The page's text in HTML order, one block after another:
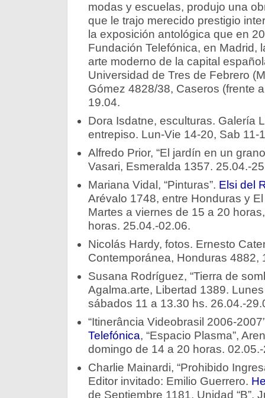
modas y escuelas, produjo una
que le trajo merecido prestigio
la exposición antológica que en
Fundación Telefónica, en Madrid,
arte moderno de la capital
Universidad de Tres de Febrero
Gómez 4828/38, Caseros (frente
19.04.
Dora Isdatne, esculturas. Galería
entrepiso. Lun-Vie 14-20, Sab 11-
Alfredo Prior, “El jardín en un
Vasari, Esmeralda 1357. 25.04.-
Mariana Vidal, “Pinturas”. Elsi del
Arévalo 1748, entre Honduras y
Martes a viernes de 15 a 20
horas. 25.04.-02.06.
Nicolás Hardy, fotos. Ernesto
Contemporánea, Honduras 4882,
Susana Rodríguez, “Tierra de
Agalma.arte, Libertad 1389.
sábados 11 a 13.30 hs. 26.04.-
“Itinerância Videobrasil 2006-
Telefónica, “Espacio Plasma”,
domingo de 14 a 20 horas.
Charlie Mainardi, “Prohibido
Editor invitado: Emilio Guerrero.
de Septiembre 1181, Unidad “B”.